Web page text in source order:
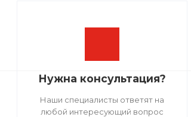
Нужна консультация?
Наши специалисты ответят на
любой интересующий вопрос